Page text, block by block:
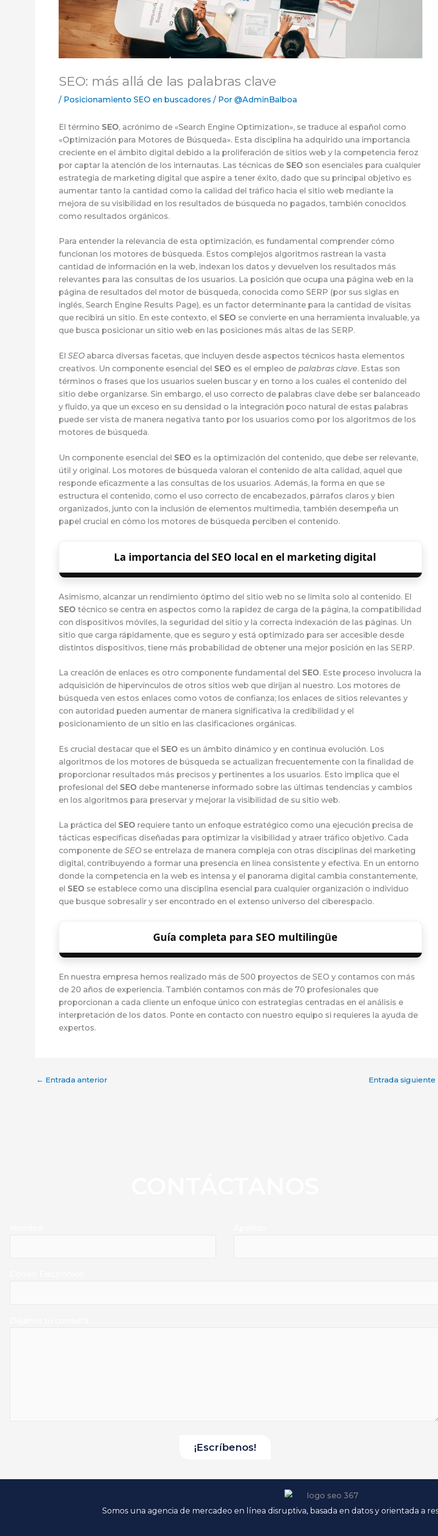
SEO: más allá de las palabras clave
/ Posicionamiento SEO en buscadores / Por @AdminBalboa
El término SEO, acrónimo de «Search Engine Optimization», se traduce al español como
«Optimización para Motores de Búsqueda». Esta disciplina ha adquirido una importancia
creciente en el ámbito digital debido a la proliferación de sitios web y la competencia feroz
por captar la atención de los internautas. Las técnicas de SEO son esenciales para cualquier
estrategia de marketing digital que aspire a tener éxito, dado que su principal objetivo es
aumentar tanto la cantidad como la calidad del tráfico hacia el sitio web mediante la
mejora de su visibilidad en los resultados de búsqueda no pagados, también conocidos
como resultados orgánicos.
Para entender la relevancia de esta optimización, es fundamental comprender cómo
funcionan los motores de búsqueda. Estos complejos algoritmos rastrean la vasta
cantidad de información en la web, indexan los datos y devuelven los resultados más
relevantes para las consultas de los usuarios. La posición que ocupa una página web en la
página de resultados del motor de búsqueda, conocida como SERP (por sus siglas en
inglés, Search Engine Results Page), es un factor determinante para la cantidad de visitas
que recibirá un sitio. En este contexto, el SEO se convierte en una herramienta invaluable, ya
que busca posicionar un sitio web en las posiciones más altas de las SERP.
El SEO abarca diversas facetas, que incluyen desde aspectos técnicos hasta elementos
creativos. Un componente esencial del SEO es el empleo de palabras clave. Estas son
términos o frases que los usuarios suelen buscar y en torno a los cuales el contenido del
sitio debe organizarse. Sin embargo, el uso correcto de palabras clave debe ser balanceado
y fluido, ya que un exceso en su densidad o la integración poco natural de estas palabras
puede ser vista de manera negativa tanto por los usuarios como por los algoritmos de los
motores de búsqueda.
Un componente esencial del SEO es la optimización del contenido, que debe ser relevante,
útil y original. Los motores de búsqueda valoran el contenido de alta calidad, aquel que
responde eficazmente a las consultas de los usuarios. Además, la forma en que se
estructura el contenido, como el uso correcto de encabezados, párrafos claros y bien
organizados, junto con la inclusión de elementos multimedia, también desempeña un
papel crucial en cómo los motores de búsqueda perciben el contenido.
La importancia del SEO local en el marketing digital
Asimismo, alcanzar un rendimiento óptimo del sitio web no se limita solo al contenido. El
SEO técnico se centra en aspectos como la rapidez de carga de la página, la compatibilidad
con dispositivos móviles, la seguridad del sitio y la correcta indexación de las páginas. Un
sitio que carga rápidamente, que es seguro y está optimizado para ser accesible desde
distintos dispositivos, tiene más probabilidad de obtener una mejor posición en las SERP.
La creación de enlaces es otro componente fundamental del SEO. Este proceso involucra la
adquisición de hipervínculos de otros sitios web que dirijan al nuestro. Los motores de
búsqueda ven estos enlaces como votos de confianza; los enlaces de sitios relevantes y
con autoridad pueden aumentar de manera significativa la credibilidad y el
posicionamiento de un sitio en las clasificaciones orgánicas.
Es crucial destacar que el SEO es un ámbito dinámico y en continua evolución. Los
algoritmos de los motores de búsqueda se actualizan frecuentemente con la finalidad de
proporcionar resultados más precisos y pertinentes a los usuarios. Esto implica que el
profesional del SEO debe mantenerse informado sobre las últimas tendencias y cambios
en los algoritmos para preservar y mejorar la visibilidad de su sitio web.
La práctica del SEO requiere tanto un enfoque estratégico como una ejecución precisa de
tácticas específicas diseñadas para optimizar la visibilidad y atraer tráfico objetivo. Cada
componente de SEO se entrelaza de manera compleja con otras disciplinas del marketing
digital, contribuyendo a formar una presencia en línea consistente y efectiva. En un entorno
donde la competencia en la web es intensa y el panorama digital cambia constantemente,
el SEO se establece como una disciplina esencial para cualquier organización o individuo
que busque sobresalir y ser encontrado en el extenso universo del ciberespacio.
Guía completa para SEO multilingüe
En nuestra empresa hemos realizado más de 500 proyectos de SEO y contamos con más
de 20 años de experiencia. También contamos con más de 70 profesionales que
proporcionan a cada cliente un enfoque único con estrategias centradas en el análisis e
interpretación de los datos. Ponte en contacto con nuestro equipo si requieres la ayuda de
expertos.
← Entrada anterior Entrada siguiente
Somos una agencia de mercadeo en línea disruptiva, basada en datos y orientada a